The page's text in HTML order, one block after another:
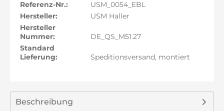
Referenz-Nr.:
USM_0054_EBL
Hersteller:
USM Haller
Hersteller
Nummer:
DE_QS_M51.27
Standard
Lieferung:
Speditionsversand, montiert
Beschreibung